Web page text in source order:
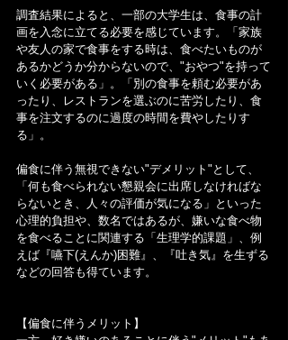
調査結果によると、一部の大学生は、食事の計
画を入念に立てる必要を感じています。「家族
や友人の家で食事をする時は、食べたいものが
あるかどうか分からないので、"おやつ"を持って
いく必要がある」。「別の食事を頼む必要があ
ったり、レストランを選ぶのに苦労したり、食
事を注文するのに過度の時間を費やしたりす
る」。
偏食に伴う無視できない"デメリット"として、
「何も食べられない懇親会に出席しなければな
らないとき、人々の評価が気になる」といった
心理的負担や、数名ではあるが、嫌いな食べ物
を食べることに関連する「生理学的課題」、例
えば『嚥下(えんか)困難』、『吐き気』を生ずる
などの回答も得ています。
【偏食に伴うメリット】